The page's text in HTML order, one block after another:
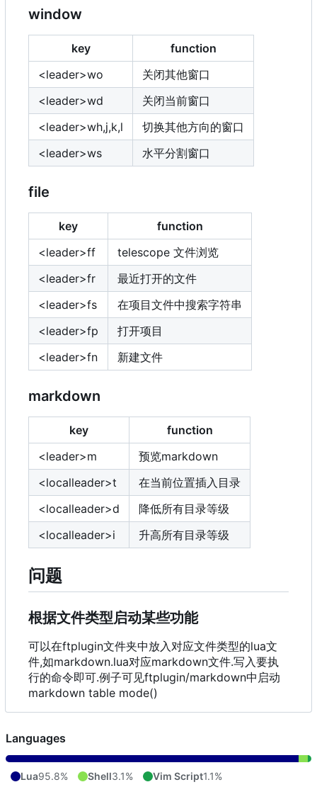
window
key
function
<leader>wo
关闭其他窗口
<leader>wd
关闭当前窗口
<leader>wh,j,k,l
切换其他方向的窗口
<leader>ws
水平分割窗口
file
key
function
<leader>ff
telescope 文件浏览
<leader>fr
最近打开的文件
<leader>fs
在项目文件中搜索字符串
<leader>fp
打开项目
<leader>fn
新建文件
markdown
key
function
<leader>m
预览markdown
<localleader>t
在当前位置插入目录
<localleader>d
降低所有目录等级
<localleader>i
升高所有目录等级
问题
根据文件类型启动某些功能
可以在ftplugin文件夹中放入对应文件类型的lua文
件,如markdown.lua对应markdown文件.写入要执
行的命令即可.例子可见ftplugin/markdown中启动
markdown table mode()
Languages
Lua95.8% Shell3.1% Vim Script1.1%